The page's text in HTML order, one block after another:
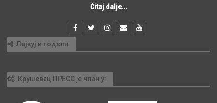
Čitaj dalje...
Лајкуј и подели
Крушевац ПРЕСС је члан у: